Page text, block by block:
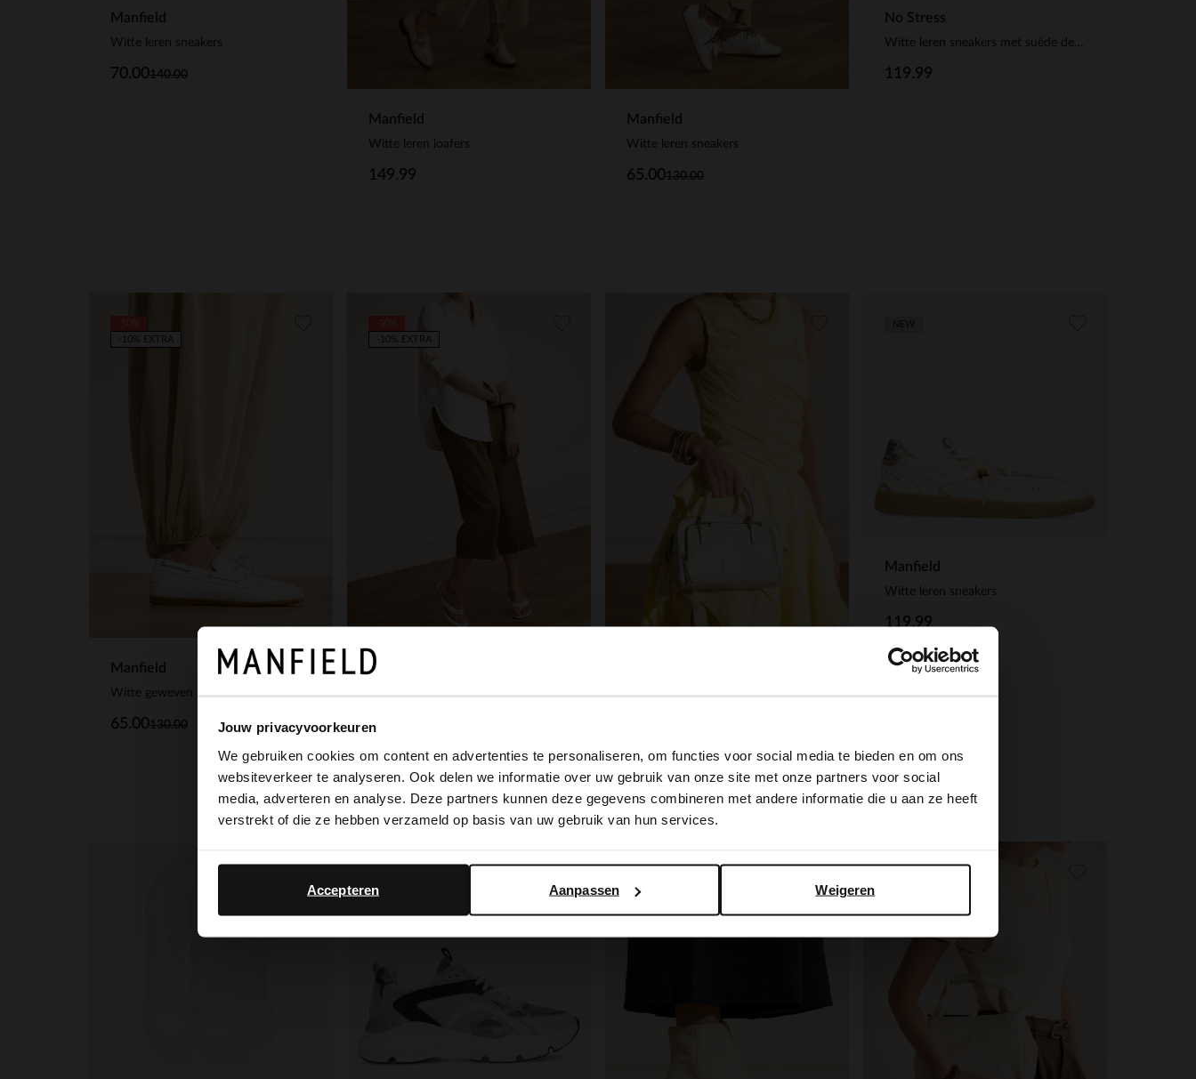
Jouw privacyvoorkeuren
We gebruiken cookies om content en advertenties te personaliseren, om functies voor social media te bieden en om ons
websiteverkeer te analyseren. Ook delen we informatie over uw gebruik van onze site met onze partners voor social
media, adverteren en analyse. Deze partners kunnen deze gegevens combineren met andere informatie die u aan ze heeft
verstrekt of die ze hebben verzameld op basis van uw gebruik van hun services.
Weigeren
Aanpassen
Accepteren
Manfield
Witte leren sneakers
140.00
70.00
Manfield
Witte leren loafers
149.99
Manfield
Witte leren sneakers
130.00
65.00
No Stress
Witte leren sneakers met suède details
119.99
Manfield
Witte geweven boatloafers
130.00
65.00
-10% EXTRA
Manfield
83.99
-10% EXTRA
Manfield
Witte leren sneakers
119.99
-10% EXTRA
×
It looks like your language isn't Dutch. Would you like to